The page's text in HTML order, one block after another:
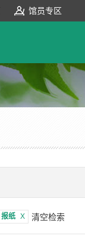
馆员专区
报纸 X 清空检索